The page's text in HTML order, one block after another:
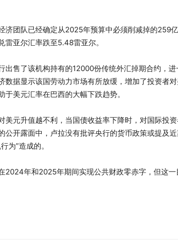
济团队已经确定从2025年预算中必须削减掉的259
雷亚尔汇率跌至5.48雷亚尔。
出售了该机构持有的12000份传统外汇掉期合约，
数据显示该国劳动力市场有所放缓，增加了投资者
于美元汇率在巴西的大幅下跌趋势。
美元升值越不利，当国债收益率下降时，对国际投
公开露面中，卢拉没有批评央行的货币政策或提及
为”造成的。
2024年和2025年期间实现公共财政零赤字，但这